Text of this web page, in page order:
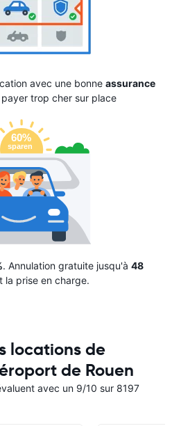
avec une bonne assurance
trop cher sur place
. Annulation gratuite jusqu'à 48
la prise en charge.
locations de
de Rouen
avec un 9/10 sur 8197